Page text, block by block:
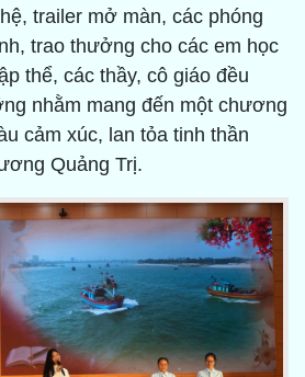
trailer mở màn, các phóng
trao thưởng cho các em học
thể, các thầy, cô giáo đều
nhằm mang đến một chương
cảm xúc, lan tỏa tinh thần
Quảng Trị.